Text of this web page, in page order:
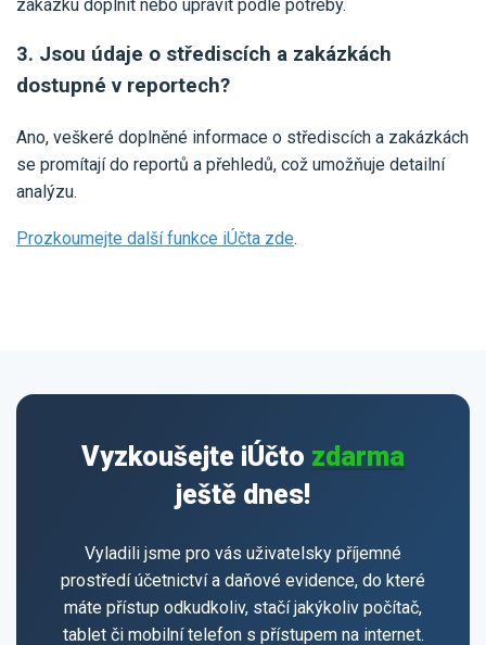
zakázku doplnit nebo upravit podle potřeby.
3. Jsou údaje o střediscích a zakázkách
dostupné v reportech?
Ano, veškeré doplněné informace o střediscích a zakázkách
se promítají do reportů a přehledů, což umožňuje detailní
analýzu.
Prozkoumejte další funkce iÚčta zde.
Vyzkoušejte iÚčto zdarma
ještě dnes!
Vyladili jsme pro vás uživatelsky příjemné
prostředí účetnictví a daňové evidence, do které
máte přístup odkudkoliv, stačí jakýkoliv počítač,
tablet či mobilní telefon s přístupem na internet.